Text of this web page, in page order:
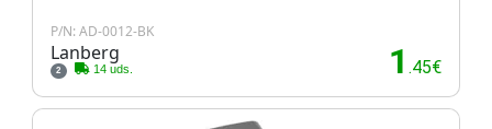
P/N: AD-0012-BK
Lanberg
2 14 uds. 1 .45€